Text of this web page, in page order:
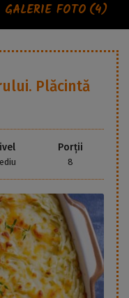
GALERIE FOTO (4)
Plăcintă
Porții
8